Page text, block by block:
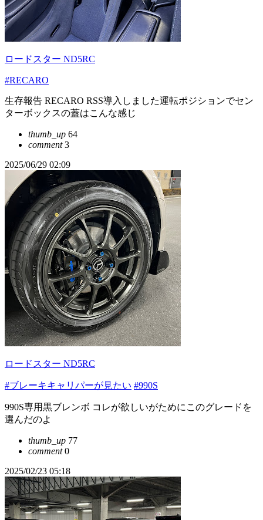
ロードスター ND5RC
#RECARO
生存報告 RECARO RSS導入しました運転ポジションでセン
ターボックスの蓋はこんな感じ
thumb_up 64
comment3
2025/06/29 02:09
ロードスター ND5RC
#ブレーキキャリパーが見たい #990S
990S専用黒ブレンボ コレが欲しいがためにこのグレードを
選んだのよ
thumb_up 77
comment0
2025/02/23 05:18